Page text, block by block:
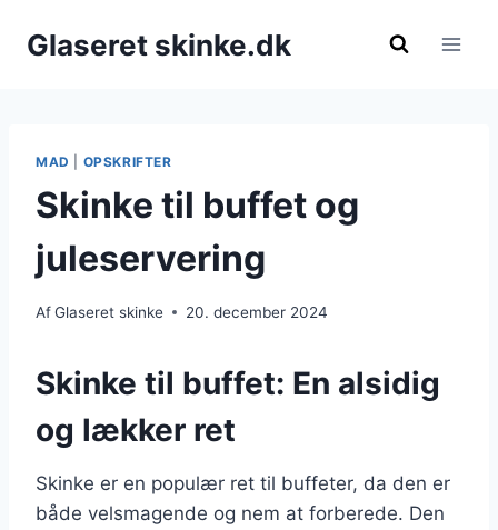
Glaseret skinke.dk
MAD OPSKRIFTER
Skinke til buffet og
juleservering
AfGlaseret skinke 20. december 2024
Skinke til buffet: En alsidig
og lækker ret
Skinke er en populær ret til buffeter, da den er
både velsmagende og nem at forberede. Den